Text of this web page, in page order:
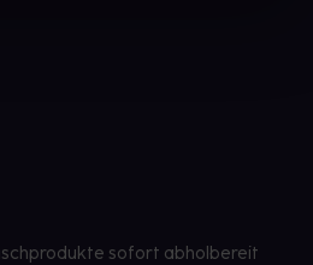
sofort abholbereit